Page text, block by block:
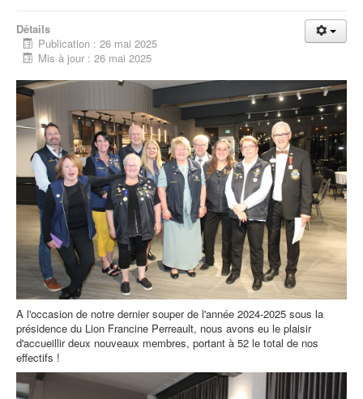
Détails
Publication : 26 mai 2025
Mis à jour : 26 mai 2025
A l'occasion de notre dernier souper de l'année 2024-2025 sous la
présidence du Lion Francine Perreault, nous avons eu le plaisir
d'accueillir deux nouveaux membres, portant à 52 le total de nos
effectifs !